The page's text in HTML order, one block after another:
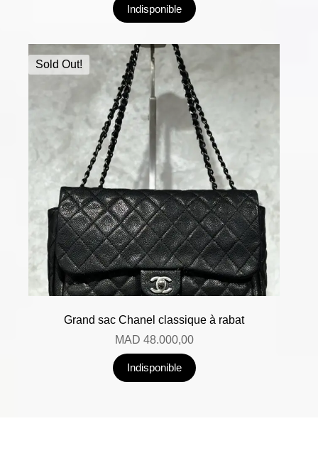
Indisponible
Sold Out!
Grand sac Chanel classique à rabat
MAD 48.000,00
Indisponible